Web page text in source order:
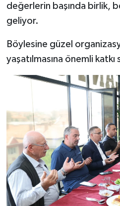
değerlerin başında birlik,
geliyor.
Böylesine güzel
yaşatılmasına önemli katkı